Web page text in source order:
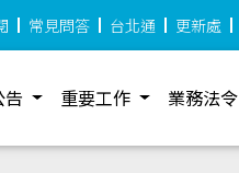
常見問答 台北通 更新處
告 重要工作 業務法令